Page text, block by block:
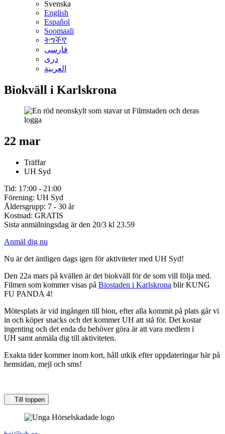
Svenska
English
Español
Soomaali
ትግችኛ
فارسی
دری
العربية
Biokväll i Karlskrona
22 mar
Träffar
UH Syd
Tid: 17:00 - 21:00
Förening: UH Syd
Åldersgrupp: 7 - 30 år
Kostnad: GRATIS
Sista anmälningsdag är den 20/3 kl 23.59
Anmäl dig nu
Nu är det äntligen dags igen för aktiviteter med UH Syd!
Den 22a mars på kvällen är det biokväll för de som vill följa med.
Filmen som kommer visas på Biostaden i Karlskrona blir KUNG
FU PANDA 4!
Mötesplats är vid ingången till bion, efter alla kommit på plats går vi
in och köper snacks och det kommer UH att stå för. Det kostar
ingenting och det enda du behöver göra är att vara medlem i
UH samt anmäla dig till aktiviteten.
Exakta tider kommer inom kort, håll utkik efter uppdateringar här på
hemsidan, mejl och sms!
Till toppen